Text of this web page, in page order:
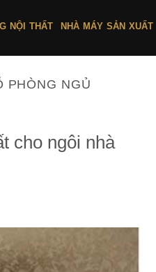
NỘI THẤT NHÀ MÁY SẢN XUẤT
PHÒNG NGỦ
cho ngôi nhà